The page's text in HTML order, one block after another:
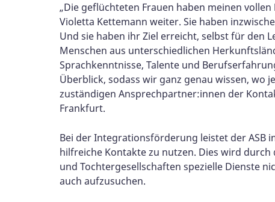
„Die geflüchteten Frauen haben meinen
Violetta Kettemann weiter. Sie haben
Und sie haben ihr Ziel erreicht, selbst für den
Menschen aus unterschiedlichen
Sprachkenntnisse, Talente und
Überblick, sodass wir ganz genau wissen, wo
zuständigen Ansprechpartner:innen der
Frankfurt.
Bei der Integrationsförderung leistet der ASB
hilfreiche Kontakte zu nutzen. Dies wird
und Tochtergesellschaften spezielle Dienste
auch aufzusuchen.